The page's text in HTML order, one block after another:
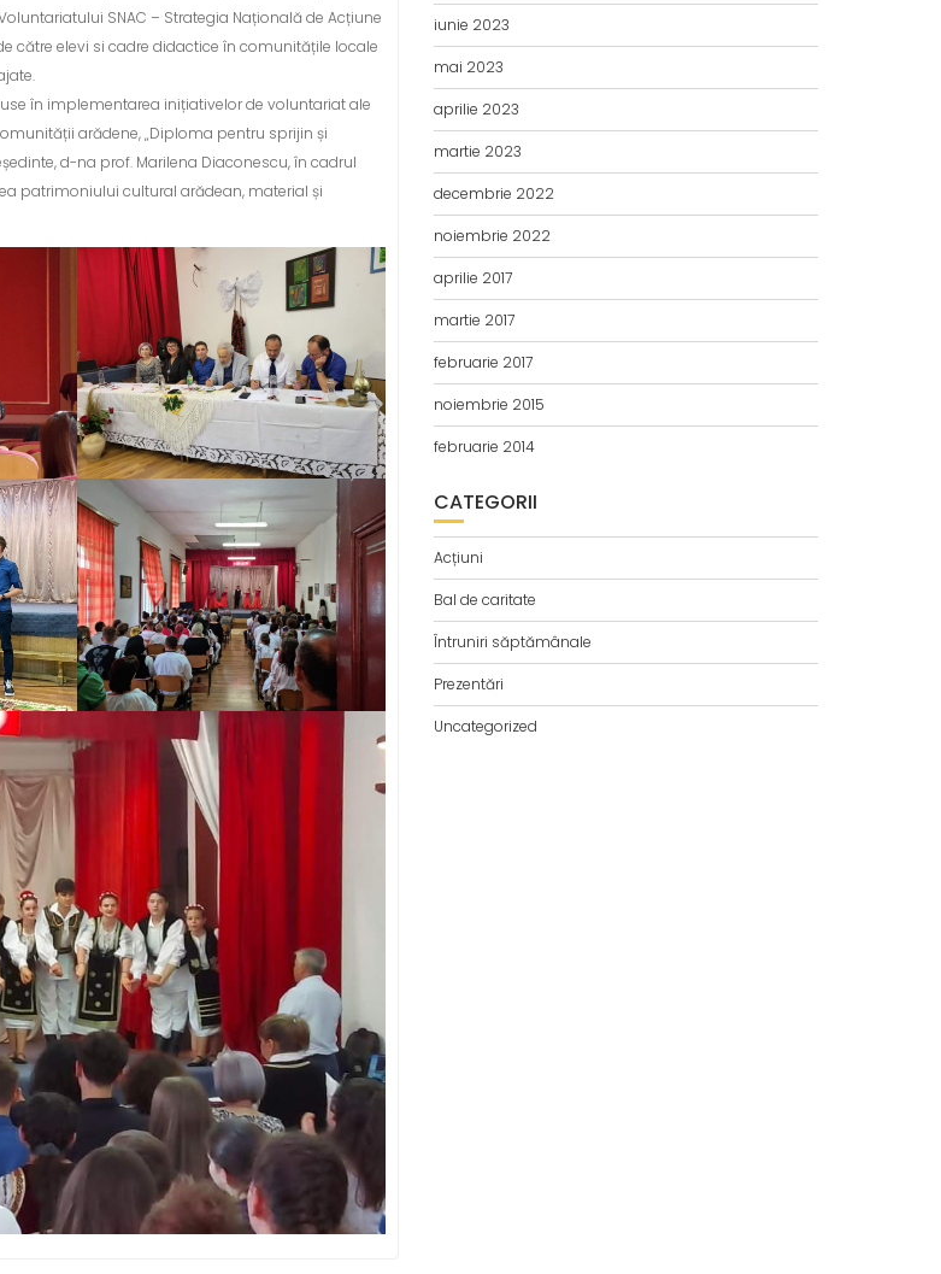
SNAC – Strategia Națională de Acțiune
către elevi si cadre didactice în comunitățile locale
în implementarea inițiativelor de voluntariat ale
arădene, „Diploma pentru sprijin și
d-na prof. Marilena Diaconescu, în cadrul
patrimoniului cultural arădean, material și
iunie 2023
mai 2023
aprilie 2023
martie 2023
decembrie 2022
noiembrie 2022
aprilie 2017
martie 2017
februarie 2017
noiembrie 2015
februarie 2014
CATEGORII
Acțiuni
Bal de caritate
Întruniri săptămânale
Prezentări
Uncategorized